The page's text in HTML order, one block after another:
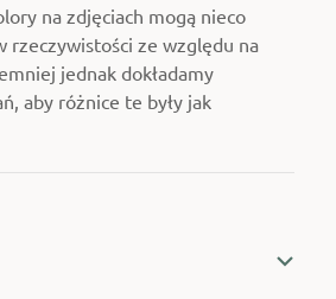
na zdjęciach mogą nieco
rzeczywistości ze względu na
jednak dokładamy
aby różnice te były jak